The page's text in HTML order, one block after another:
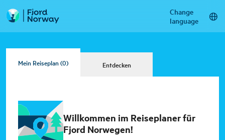
Change
language
Mein Reiseplan(0) Entdecken
Willkommen im Reiseplaner für
Fjord Norwegen!